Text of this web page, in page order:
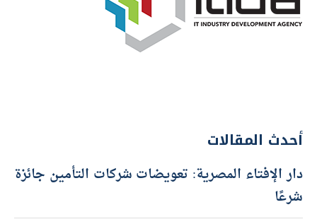
أحدث المقالات
دار الإفتاء المصرية: تعويضات شركات التأمين جائزة
شرعًا